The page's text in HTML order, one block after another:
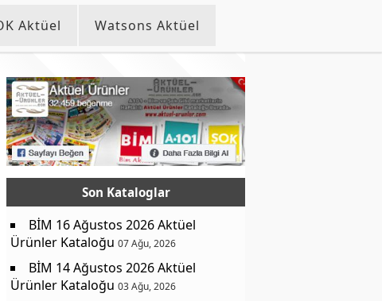
Aktüel Watsons Aktüel
Son Kataloglar
BİM 16 Ağustos 2026 Aktüel
Ürünler Kataloğu 07 Ağu, 2026
BİM 14 Ağustos 2026 Aktüel
Ürünler Kataloğu 03 Ağu, 2026